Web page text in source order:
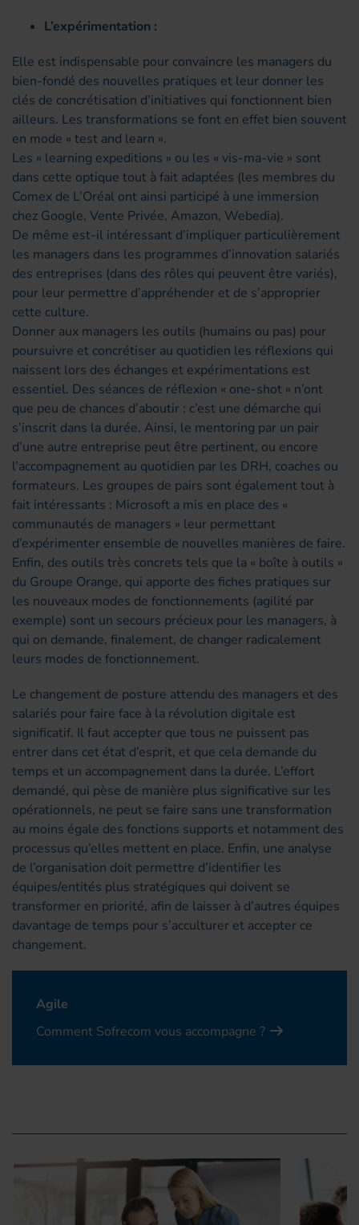
L’expérimentation :
Elle est indispensable pour convaincre les managers du
bien-fondé des nouvelles pratiques et leur donner les
clés de concrétisation d’initiatives qui fonctionnent bien
ailleurs. Les transformations se font en effet bien souvent
en mode « test and learn ».
Les « learning expeditions » ou les « vis-ma-vie » sont
dans cette optique tout à fait adaptées (les membres du
Comex de L’Oréal ont ainsi participé à une immersion
chez Google, Vente Privée, Amazon, Webedia).
De même est-il intéressant d’impliquer particulièrement
les managers dans les programmes d’innovation salariés
des entreprises (dans des rôles qui peuvent être variés),
pour leur permettre d’appréhender et de s’approprier
cette culture.
Donner aux managers les outils (humains ou pas) pour
poursuivre et concrétiser au quotidien les réflexions qui
naissent lors des échanges et expérimentations est
essentiel. Des séances de réflexion « one-shot » n’ont
que peu de chances d’aboutir : c’est une démarche qui
s’inscrit dans la durée. Ainsi, le mentoring par un pair
d’une autre entreprise peut être pertinent, ou encore
l’accompagnement au quotidien par les DRH, coaches ou
formateurs. Les groupes de pairs sont également tout à
fait intéressants : Microsoft a mis en place des «
communautés de managers » leur permettant
d’expérimenter ensemble de nouvelles manières de faire.
Enfin, des outils très concrets tels que la « boîte à outils »
du Groupe Orange, qui apporte des fiches pratiques sur
les nouveaux modes de fonctionnements (agilité par
exemple) sont un secours précieux pour les managers, à
qui on demande, finalement, de changer radicalement
leurs modes de fonctionnement.
Le changement de posture attendu des managers et des
salariés pour faire face à la révolution digitale est
significatif. Il faut accepter que tous ne puissent pas
entrer dans cet état d’esprit, et que cela demande du
temps et un accompagnement dans la durée. L’effort
demandé, qui pèse de manière plus significative sur les
opérationnels, ne peut se faire sans une transformation
au moins égale des fonctions supports et notamment des
processus qu’elles mettent en place. Enfin, une analyse
de l’organisation doit permettre d’identifier les
équipes/entités plus stratégiques qui doivent se
transformer en priorité, afin de laisser à d’autres équipes
davantage de temps pour s’acculturer et accepter ce
changement.
Agile
Comment Sofrecom vous accompagne ?